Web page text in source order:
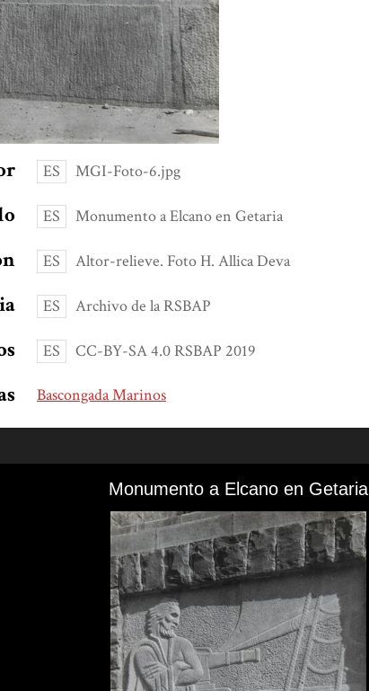
ES MGI-Foto-6.jpg
ES Monumento a Elcano en Getaria
ES Altor-relieve. Foto H. Allica Deva
ES Archivo de la RSBAP
ES CC-BY-SA 4.0 RSBAP 2019
Bascongada Marinos
Monumento a Elcano en Getaria